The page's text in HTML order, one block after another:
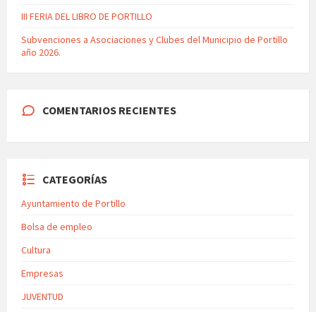
III FERIA DEL LIBRO DE PORTILLO
Subvenciones a Asociaciones y Clubes del Municipio de Portillo
año 2026.
COMENTARIOS RECIENTES
CATEGORÍAS
Ayuntamiento de Portillo
Bolsa de empleo
Cultura
Empresas
JUVENTUD